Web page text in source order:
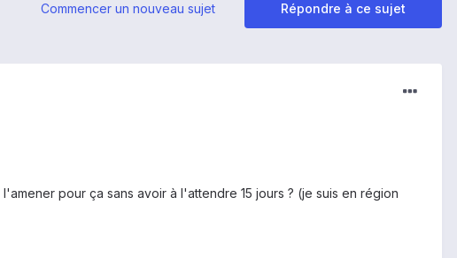
Répondre à ce sujet
Commencer un nouveau sujet
pour ça sans avoir à l'attendre 15 jours ? (je suis en région